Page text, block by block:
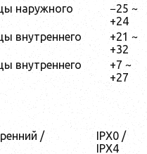
наружного
−25 ~
+24
внутреннего
+21 ~
+32
внутреннего
+7 ~
+27
/
IPX0 /
IPX4